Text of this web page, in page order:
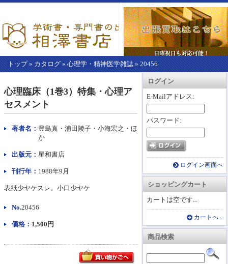
トップ» カタログ » 心理学・精神医学雑誌 » 20456
カートを見る
ログイン
E-Mailアドレス:
パスワード:
ログイン画面へ
ショッピングカート
カートは空です...
カートへ...
商品検索
こ
か
ら
本
文】
心理臨床（1巻3）特集・心理ア
セスメント
著者名： 豊島真・浦田陵子・小海宏之・ほ
か
出版元： 星和書店
刊行年： 1988年9月
表紙少ヤケスレ。小口少ヤケ
No.20456
価格： 1,500円